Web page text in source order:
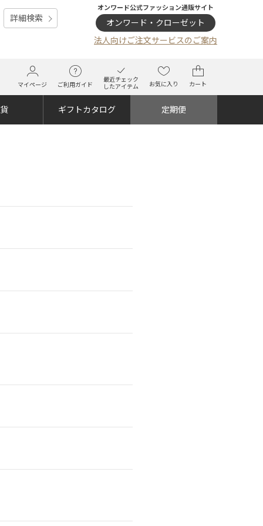
詳細検索
オンワード公式ファッション通販サイト
オンワード・クローゼット
法人向けご注文サービスのご案内
マイページ ご利用ガイド
最近チェック
したアイテム
お気に入り カート
ギフトカタログ 定期便